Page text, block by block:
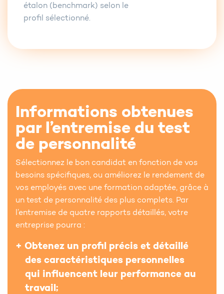
étalon (benchmark) selon le
profil sélectionné.
Informations obtenues
par l’entremise du test
de personnalité
Sélectionnez le bon candidat en fonction de vos
besoins spécifiques, ou améliorez le rendement de
vos employés avec une formation adaptée, grâce à
un test de personnalité des plus complets. Par
l’entremise de quatre rapports détaillés, votre
entreprise pourra :
Obtenez un profil précis et détaillé
des caractéristiques personnelles
qui influencent leur performance au
travail;